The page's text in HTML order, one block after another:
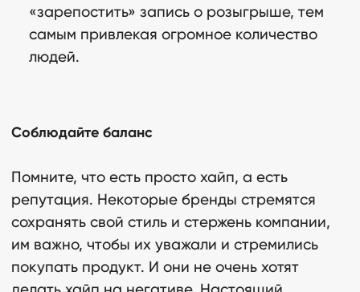
«зарепостить» запись о розыгрыше, тем
самым привлекая огромное количество
людей.
Соблюдайте баланс
Помните, что есть просто хайп, а есть
репутация. Некоторые бренды стремятся
сохранять свой стиль и стержень компании,
им важно, чтобы их уважали и стремились
покупать продукт. И они не очень хотят